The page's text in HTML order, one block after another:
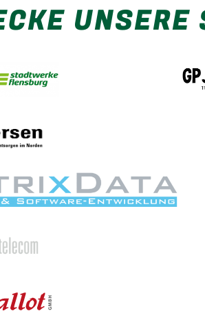
UNSERE